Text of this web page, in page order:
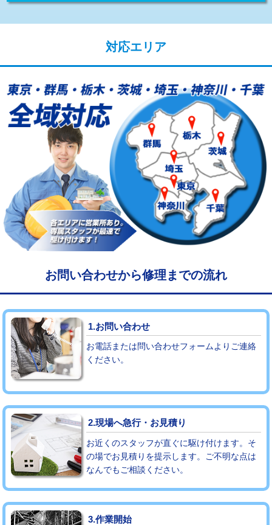
業)
給水管工事※（塩ビ管（VP・HI）使
用/3ｍまで)
33,000円
給水管工事※（塩ビ管（VP・HI）使
用（追加）/3ｍ超え)
+8,800円
給水管工事※（ライニング鋼管・銅
管・ポリ管・HT管使用/3ｍまで)
44,000円
給水管工事※（ライニング鋼管・銅
管・ポリ管・HT管使用/3ｍ超え)
+8,800円
マス交換（土の掘削・埋め戻し作業） 11,000円~
マス交換（深さ50㎝未満） 55,000円
マス交換（深さ50㎝以上） 66,000円
コンクリート斫り（厚さ10㎝まで）
コンクリート斫り（厚さ10㎝超え） 38,500円
モルタル補修（厚さ10㎝まで）
モルタル補修（厚さ10㎝超え） 38,500円
追加人工 16,500円
廃棄・処分 現場見積
※給水管工事は20mmまでの価格です。
対応エリア
お問い合わせから修理までの流れ
1.お問い合わせ
お電話または問い合わせフォームよりご連絡
ください。
2.現場へ急行・お見積り
お近くのスタッフが直ぐに駆け付けます。そ
の場でお見積りを提示します。ご不明な点は
なんでもご相談ください。
3.作業開始